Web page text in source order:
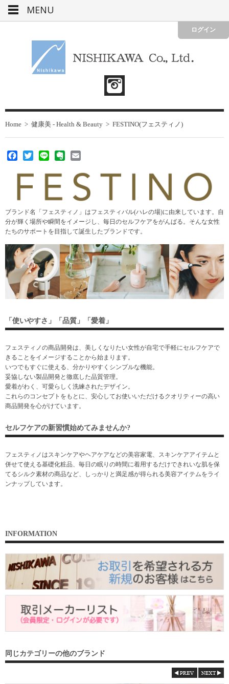
ログイン
Home > 健康美 - Health & Beauty > FESTINO(フェスティノ)
Facebook
TwitterLine Evernote
ブランド名「フェスティノ」はフェスティバル(ハレの場)に由来しています。自
分が輝く場所や瞬間をイメージし、毎日のセルフケアをがんばる。そんな女性
たちのサポートを目指して誕生したブランドです。
「使いやすさ」「品質」「愛着」
フェスティノの商品開発は、美しくなりたい女性が自宅で手軽にセルフケアで
きることをイメージすることから始まります。
いつでもすぐに使える、分かりやすくシンプルな機能。
妥協しない製品開発と徹底した品質管理。
愛着がわく、可愛らしく洗練されたデザイン。
これらのコンセプトをもとに、安心してお使いいただけるクオリティーの高い
商品開発を心がけています。
セルフケアの新習慣始めてみませんか?
フェスティノはスキンケアやヘアケアなどの美容家電、スキンケアアイテムと
併せて使える基礎化粧品、毎日の眠りの時間に着用するだけできれいな肌を保
てるシルク素材の商品など、しっかりと満足感が得られる美容アイテムをライ
ンナップしています。
INFORMATION
同じカテゴリーの他のブランド
MENU